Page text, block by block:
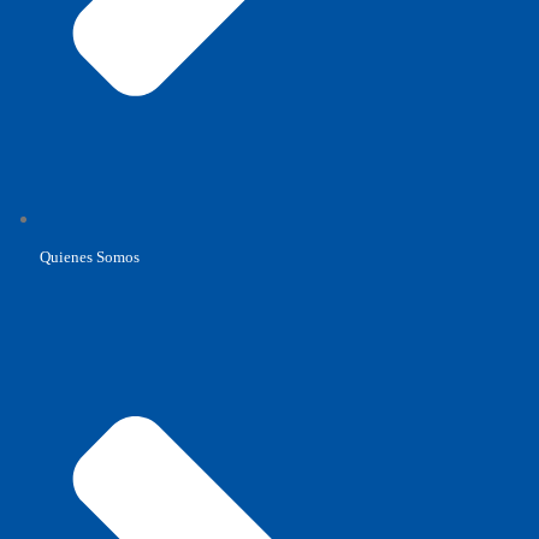
Quienes Somos